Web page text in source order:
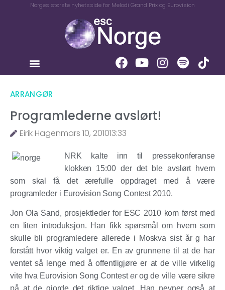
Norges største nyhetsside for Melodi Grand Prix og Eurovision
ARRANGØR
Programlederne avslørt!
Eirik Hagenmars 10, 201013:33
NRK kalte inn til pressekonferanse
klokken 15:00 der det ble avslørt hvem
som skal få det ærefulle oppdraget med å være
programleder i Eurovision Song Contest 2010.
Jon Ola Sand, prosjektleder for ESC 2010 kom først med
en liten introduksjon. Han fikk spørsmål om hvem som
skulle bli programledere allerede i Moskva sist år g har
forstått hvor viktig valget er. En av grunnene til at de har
ventet så lenge med å offentligjøre er at de ville virkelig
vite hva Eurovision Song Contesterog de ville være sikre